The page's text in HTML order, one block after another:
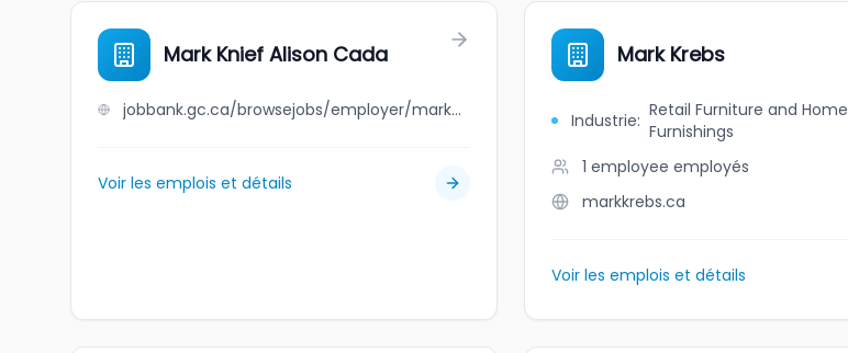
Mark Knief Alison Cada
jobbank.gc.ca/browsejobs/employer/mark+knief+alison+cada/ca
Voir les emplois et détails
Mark Krebs
Industrie: Retail Furniture and Home
Furnishings
1 employee employés
markkrebs.ca
Voir les emplois et détails